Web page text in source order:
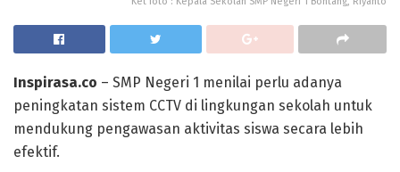
Inspirasa.co – SMP Negeri 1 menilai perlu adanya
peningkatan sistem CCTV di lingkungan sekolah untuk
mendukung pengawasan aktivitas siswa secara lebih
efektif.